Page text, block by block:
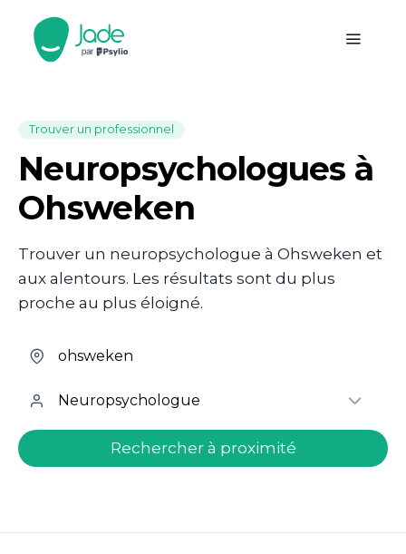
Trouver un professionnel
Neuropsychologues à
Ohsweken
Trouver un neuropsychologue à Ohsweken et
aux alentours. Les résultats sont du plus
proche au plus éloigné.
welcome.search.find.subtitle
Rechercher à proximité